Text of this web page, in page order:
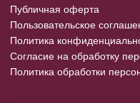
Публичная оферта
Пользовательское
Политика
Согласие на обработку
Политика обработки